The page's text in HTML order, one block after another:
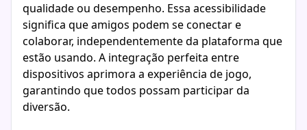
qualidade ou desempenho. Essa acessibilidade
significa que amigos podem se conectar e
colaborar, independentemente da plataforma que
estão usando. A integração perfeita entre
dispositivos aprimora a experiência de jogo,
garantindo que todos possam participar da
diversão.